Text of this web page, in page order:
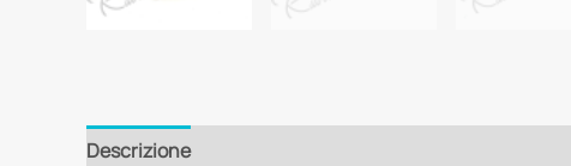
Descrizione